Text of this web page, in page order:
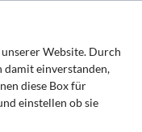
Website. Durch
damit einverstanden,
diese Box für
einstellen ob sie